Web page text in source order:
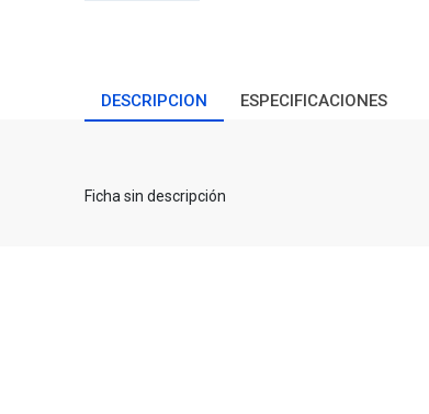
DESCRIPCION ESPECIFICACIONES
Ficha sin descripción